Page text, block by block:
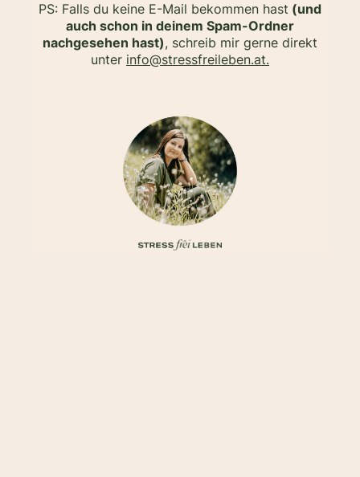
PS: Falls du keine E-Mail bekommen hast (und
auch schon in deinem Spam-Ordner
nachgesehen hast), schreib mir gerne direkt
unter info@stressfreileben.at.